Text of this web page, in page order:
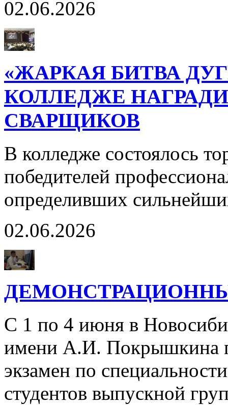
02.06.2026
«ЖАРКАЯ БИТВА
КОЛЛЕДЖЕ
СВАРЩИКОВ
В колледже состоялось
победителей
определивших
02.06.2026
С 1 по 4 июня в
имени А.И. Покрышкина
экзамен по
студентов выпускной